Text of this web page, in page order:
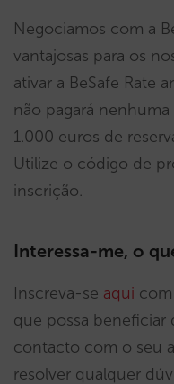
Negociamos com a
vantajosas para os
ativar a BeSafe Rate
não pagará
1.000 euros de
Utilize o código de
inscrição.
Interessa-me, o
Inscreva-se aqui
que possa
contacto com o seu
resolver qualquer